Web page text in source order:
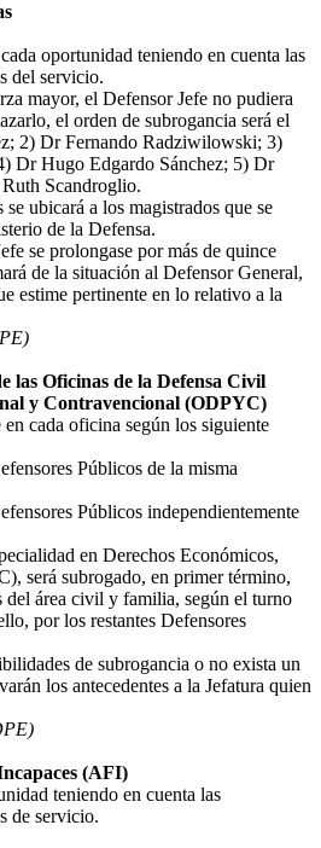
oportunidad teniendo en cuenta las
del servicio.
mayor, el Defensor Jefe no pudiera
el orden de subrogancia será el
2) Dr Fernando Radziwilowski; 3)
Dr Hugo Edgardo Sánchez; 5) Dr
Scandroglio.
ubicará a los magistrados que se
de la Defensa.
se prolongase por más de quince
de la situación al Defensor General,
estime pertinente en lo relativo a la
las Oficinas de la Defensa Civil
y Contravencional (ODPYC)
cada oficina según los siguiente
Públicos de la misma
Públicos independientemente
en Derechos Económicos,
será subrogado, en primer término,
del área civil y familia, según el turno
por los restantes Defensores
de subrogancia o no exista un
los antecedentes a la Jefatura quien
(AFI)
teniendo en cuenta las
de servicio.